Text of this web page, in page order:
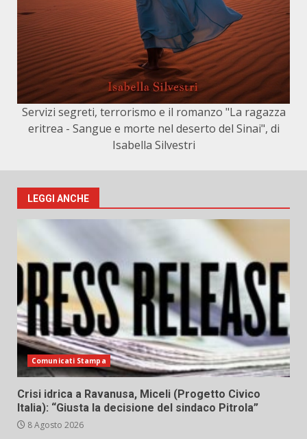
Servizi segreti, terrorismo e il romanzo "La ragazza
eritrea - Sangue e morte nel deserto del Sinai", di
Isabella Silvestri
LEGGI ANCHE
Comunicati Stampa
Crisi idrica a Ravanusa, Miceli (Progetto Civico
Italia): “Giusta la decisione del sindaco Pitrola”
8 Agosto 2026